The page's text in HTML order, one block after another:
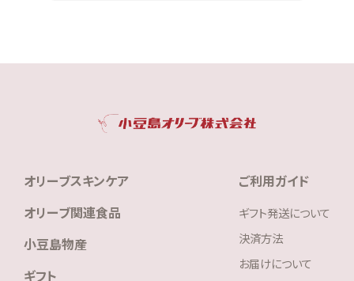
オリーブスキンケア
オリーブ関連食品
小豆島物産
ギフト
ご利用ガイド
ギフト発送について
決済方法
お届けについて